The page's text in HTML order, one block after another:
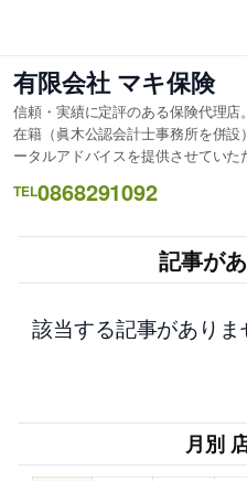
を
ス
キ
ッ
有限会社 マキ保険
信頼・実績に定評のある保険代理
在籍（眞木公認会計士事務所を併
ータルアドバイスを提供させていた
TEL0868291092
記事が
該当する記事がありま
月別